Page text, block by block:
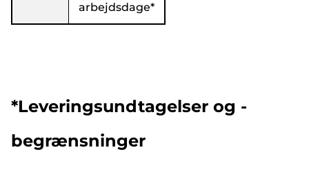
arbejdsdage*
*Leveringsundtagelser og -
begrænsninger